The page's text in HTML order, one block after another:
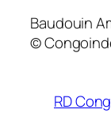
Baudouin
©
RD